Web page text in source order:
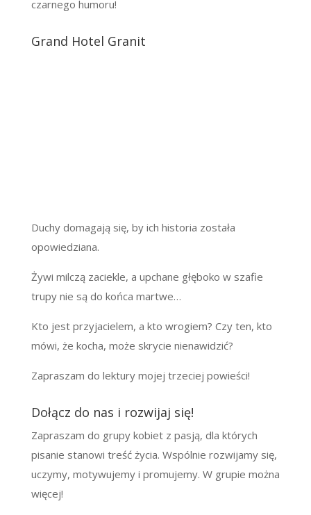
czarnego humoru!
Grand Hotel Granit
Duchy domagają się, by ich historia została
opowiedziana.
Żywi milczą zaciekle, a upchane głęboko w szafie
trupy nie są do końca martwe…
Kto jest przyjacielem, a kto wrogiem? Czy ten, kto
mówi, że kocha, może skrycie nienawidzić?
Zapraszam do lektury mojej trzeciej powieści!
Dołącz do nas i rozwijaj się!
Zapraszam do grupy kobiet z pasją, dla których
pisanie stanowi treść życia. Wspólnie rozwijamy się,
uczymy, motywujemy i promujemy. W grupie można
więcej!